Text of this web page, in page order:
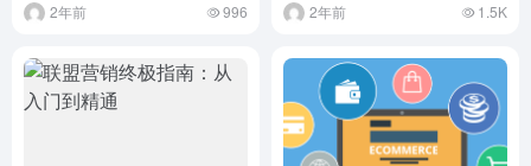
2年前 996 2年前 1.5K